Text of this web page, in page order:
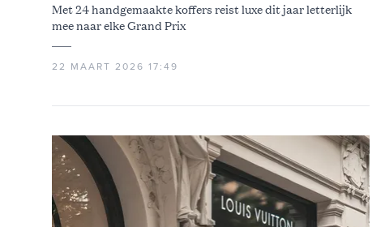
Met 24 handgemaakte koffers reist luxe dit jaar letterlijk
mee naar elke Grand Prix
22 MAART 2026 17:49